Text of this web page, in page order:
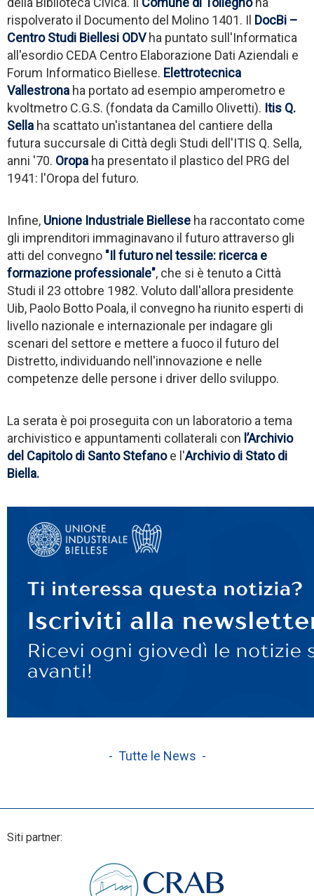
rispolverato il Documento del Molino 1401. Il DocBi –
Centro Studi Biellesi ODV ha puntato sull'Informatica
all'esordio CEDA Centro Elaborazione Dati Aziendali e
Forum Informatico Biellese. Elettrotecnica
Vallestrona ha portato ad esempio amperometro e
kvoltmetro C.G.S. (fondata da Camillo Olivetti). Itis Q.
Sella ha scattato un'istantanea del cantiere della
futura succursale di Città degli Studi dell'ITIS Q. Sella,
anni '70. Oropa ha presentato il plastico del PRG del
1941: l'Oropa del futuro.
Infine, Unione Industriale Biellese ha raccontato come
gli imprenditori immaginavano il futuro attraverso gli
atti del convegno "Il futuro nel tessile: ricerca e
formazione professionale", che si è tenuto a Città
Studi il 23 ottobre 1982. Voluto dall'allora presidente
Uib, Paolo Botto Poala, il convegno ha riunito esperti di
livello nazionale e internazionale per indagare gli
scenari del settore e mettere a fuoco il futuro del
Distretto, individuando nell'innovazione e nelle
competenze delle persone i driver dello sviluppo.
La serata è poi proseguita con un laboratorio a tema
archivistico e appuntamenti collaterali con l’Archivio
del Capitolo di Santo Stefanoe l'Archivio di Stato di
Biella.
- Tutte le News -
Siti partner: